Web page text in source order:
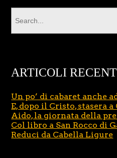
ARTICOLI
Un po’ di cabaret anche
E, dopo il Cristo, stasera
Aido, la giornata della
Col libro a San Rocco di
Reduci da Cabella Ligure